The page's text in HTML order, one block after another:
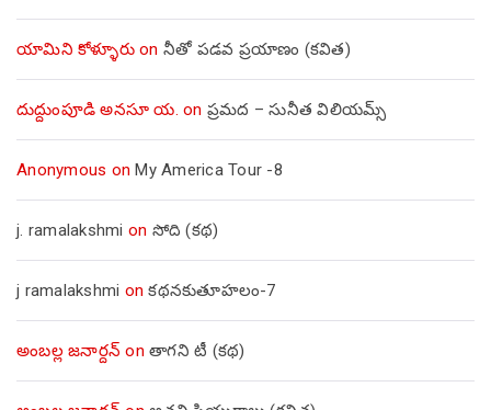
యామిని కోళ్ళూరుon నీతో పడవ ప్రయాణం (కవిత)
దుద్దుంపూడి అనసూ య. on ప్రమద – సునీత విలియమ్స్
Anonymous onMy America Tour -8
j. ramalakshmi on సోది (కథ)
j ramalakshmi onకథనకుతూహలం-7
అంబల్ల జనార్దన్ on తాగని టీ (కథ)